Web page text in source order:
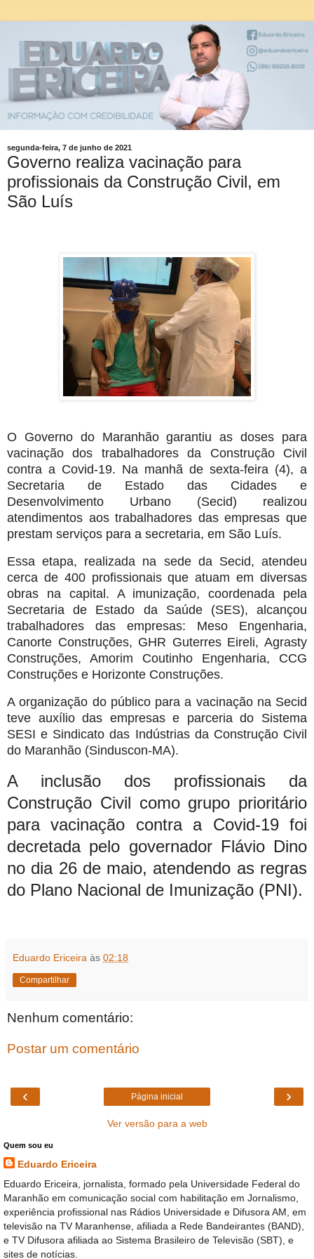
segunda-feira, 7 de junho de 2021
Governo realiza vacinação para
profissionais da Construção Civil, em
São Luís
O Governo do Maranhão garantiu as doses para
vacinação dos trabalhadores da Construção Civil
contra a Covid-19. Na manhã de sexta-feira (4), a
Secretaria de Estado das Cidades e
Desenvolvimento Urbano (Secid) realizou
atendimentos aos trabalhadores das empresas que
prestam serviços para a secretaria, em São Luís.
Essa etapa, realizada na sede da Secid, atendeu
cerca de 400 profissionais que atuam em diversas
obras na capital. A imunização, coordenada pela
Secretaria de Estado da Saúde (SES), alcançou
trabalhadores das empresas: Meso Engenharia,
Canorte Construções, GHR Guterres Eireli, Agrasty
Construções, Amorim Coutinho Engenharia, CCG
Construções e Horizonte Construções.
A organização do público para a vacinação na Secid
teve auxílio das empresas e parceria do Sistema
SESI e Sindicato das Indústrias da Construção Civil
do Maranhão (Sinduscon-MA).
A inclusão dos profissionais da
Construção Civil como grupo prioritário
para vacinação contra a Covid-19 foi
decretada pelo governador Flávio Dino
no dia 26 de maio, atendendo as regras
do Plano Nacional de Imunização (PNI).
Eduardo Ericeira às 02:18
Compartilhar
Nenhum comentário:
Postar um comentário
‹ ›
Página inicial
Ver versão para a web
Quem sou eu
Eduardo Ericeira
Eduardo Ericeira, jornalista, formado pela Universidade Federal do
Maranhão em comunicação social com habilitação em Jornalismo,
experiência profissional nas Rádios Universidade e Difusora AM, em
televisão na TV Maranhense, afiliada a Rede Bandeirantes (BAND),
e TV Difusora afiliada ao Sistema Brasileiro de Televisão (SBT), e
sites de notícias.